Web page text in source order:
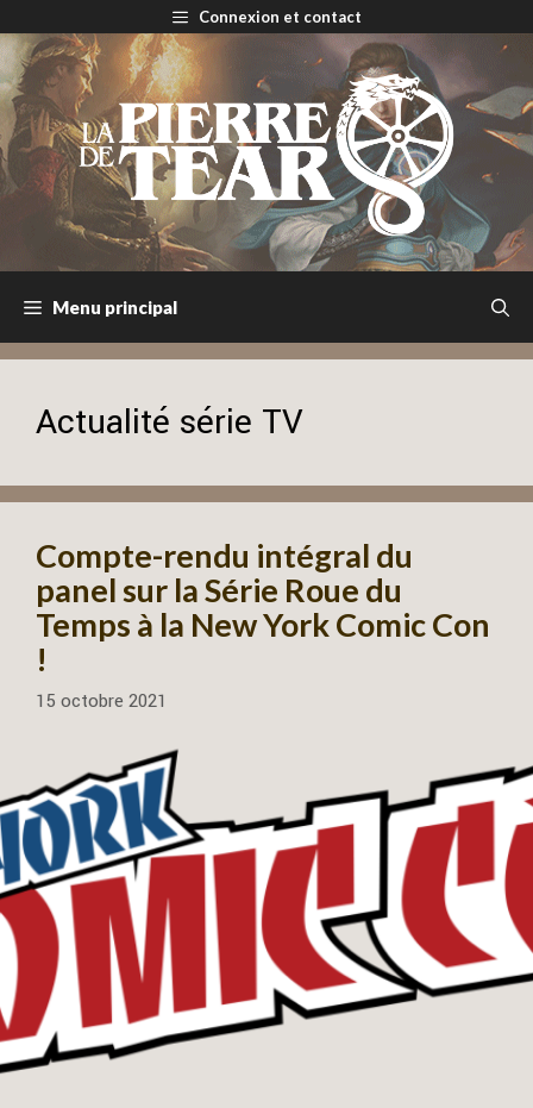
au
contenu
Connexion et contact
Menu principal
Actualité série TV
Compte-rendu intégral du
panel sur la Série Roue du
Temps à la New York Comic Con
!
15 octobre 2021